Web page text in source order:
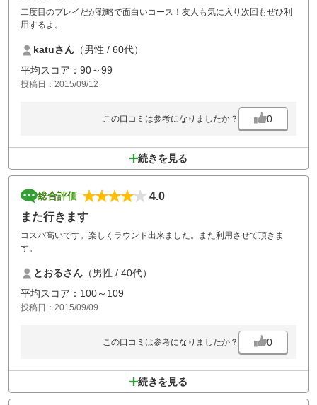
二度目のプレイだが戦略で面白いコース！友人も気に入り次回もぜひ利
用するよ。
katuさん （男性 / 60代）
平均スコア：90～99
投稿日：2015/09/12
この口コミは参考になりましたか？ 0
続きを見る
総合評価
4.0
また行きます
コスパ高いです。楽しくラウンド出来ました。また利用させて頂きま
す。
とおるさん （男性 / 40代）
平均スコア：100～109
投稿日：2015/09/09
この口コミは参考になりましたか？ 0
続きを見る